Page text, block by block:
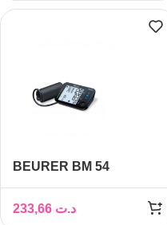
BEURER BM 54
BRAS AVEC
BLUETOOTH
د.ت